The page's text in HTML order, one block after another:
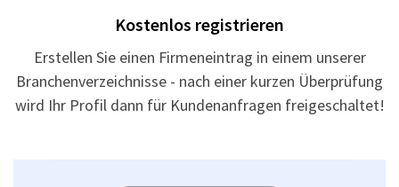
Kostenlos registrieren
Erstellen Sie einen Firmeneintrag in einem unserer
Branchenverzeichnisse - nach einer kurzen Überprüfung
wird Ihr Profil dann für Kundenanfragen freigeschaltet!